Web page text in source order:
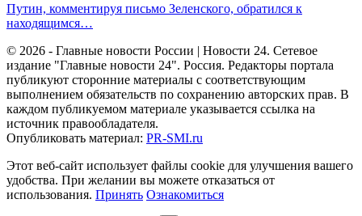
Путин, комментируя письмо Зеленского, обратился к
находящимся…
© 2026 - Главные новости России | Новости 24. Сетевое
издание "Главные новости 24". Россия. Редакторы портала
публикуют сторонние материалы с соответствующим
выполнением обязательств по сохранению авторских прав. В
каждом публикуемом материале указывается ссылка на
источник правообладателя.
Опубликовать материал: PR-SMI.ru
Этот веб-сайт использует файлы cookie для улучшения вашего
удобства. При желании вы можете отказаться от
использования. Принять Ознакомиться